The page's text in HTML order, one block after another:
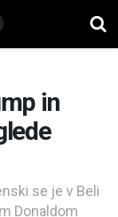
in
se je v Beli
Donaldom